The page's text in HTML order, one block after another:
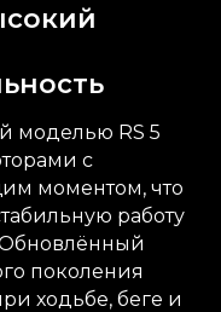
моделью RS 5
с
моментом, что
работу
поколения
ходьбе, беге и